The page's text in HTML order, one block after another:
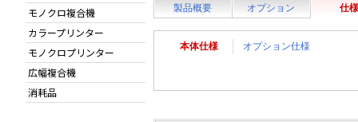
製品概要 オプション 仕様
本体仕様 オプション仕様
モノクロ複合機
カラープリンター
モノクロプリンター
広幅複合機
消耗品